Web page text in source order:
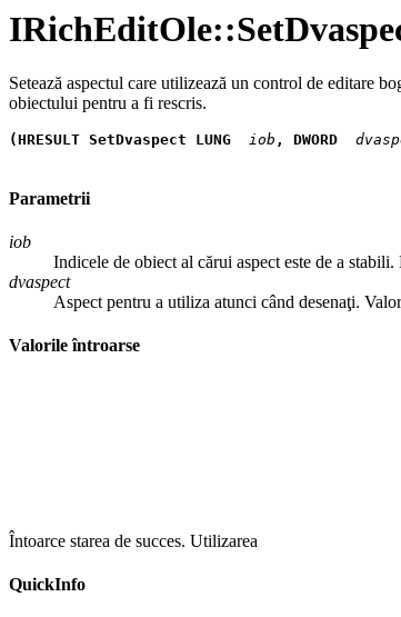
Setează aspectul care utilizează un control de editare
obiectului pentru a fi rescris.
(HRESULT SetDvaspect LUNG iob , DWORD
Parametrii
iob
Indicele de obiect al cărui aspect este de a
dvaspect
Aspect pentru a utiliza atunci când desenaţi.
Valorile întroarse
Întoarce starea de succes. Utilizarea
QuickInfo